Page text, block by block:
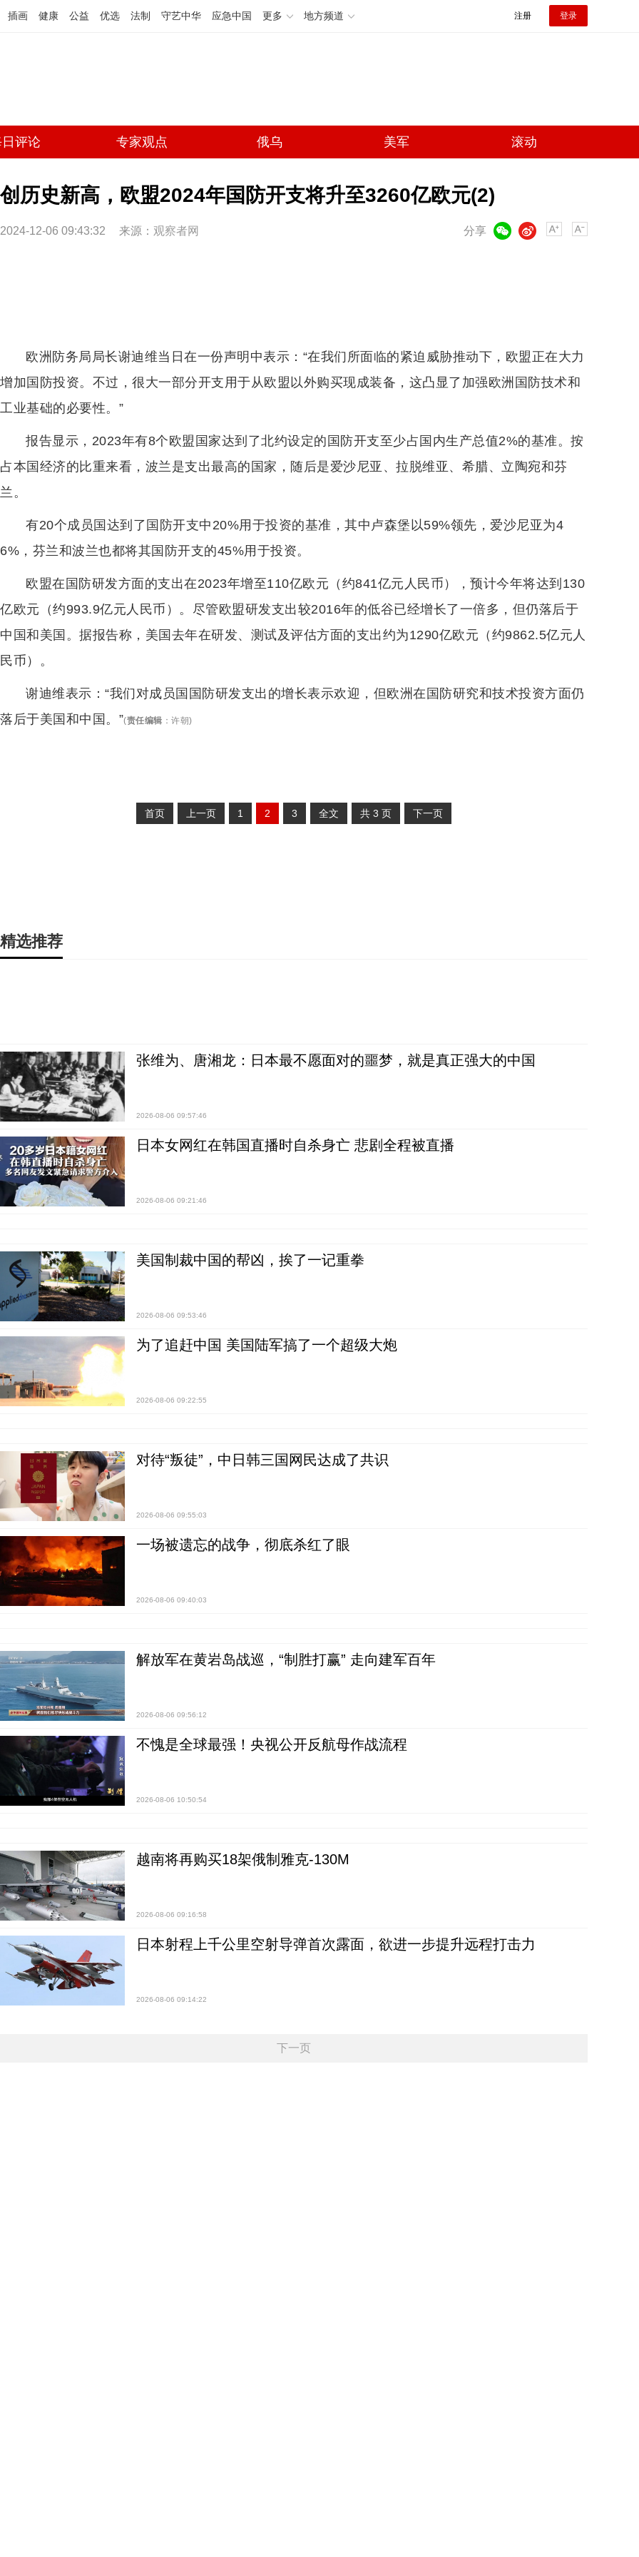
插画 健康 公益 优选 法制 守艺中华 应急中国 更多 地方频道 注册 登录
评论 专家观点 俄乌 美军 滚动
创历史新高，欧盟2024年国防开支将升至3260亿欧元(2)
2024-12-06 09:43:32 来源： 观察者网 分享
微博
欧洲防务局局长谢迪维当日在一份声明中表示：“在我们所面临的紧迫威胁推动下，欧盟正在大力
增加国防投资。不过，很大一部分开支用于从欧盟以外购买现成装备，这凸显了加强欧洲国防技术和
工业基础的必要性。”
报告显示，2023年有8个欧盟国家达到了北约设定的国防开支至少占国内生产总值2%的基准。按
占本国经济的比重来看，波兰是支出最高的国家，随后是爱沙尼亚、拉脱维亚、希腊、立陶宛和芬
兰。
有20个成员国达到了国防开支中20%用于投资的基准，其中卢森堡以59%领先，爱沙尼亚为4
6%，芬兰和波兰也都将其国防开支的45%用于投资。
欧盟在国防研发方面的支出在2023年增至110亿欧元（约841亿元人民币），预计今年将达到130
亿欧元（约993.9亿元人民币）。尽管欧盟研发支出较2016年的低谷已经增长了一倍多，但仍落后于
中国和美国。据报告称，美国去年在研发、测试及评估方面的支出约为1290亿欧元（约9862.5亿元人
民币）。
谢迪维表示：“我们对成员国国防研发支出的增长表示欢迎，但欧洲在国防研究和技术投资方面仍
落后于美国和中国。”(责任编辑 ： 许朝)
首页 上一页 1 2 3 全文 共 3 页 下一页
精选推荐
张维为、唐湘龙：日本最不愿面对的噩梦，就是真正强大的中国
2026-08-06 09:57:46
日本女网红在韩国直播时自杀身亡 悲剧全程被直播
2026-08-06 09:21:46
美国制裁中国的帮凶，挨了一记重拳
2026-08-06 09:53:46
为了追赶中国 美国陆军搞了一个超级大炮
2026-08-06 09:22:55
对待“叛徒”，中日韩三国网民达成了共识
2026-08-06 09:55:03
一场被遗忘的战争，彻底杀红了眼
2026-08-06 09:40:03
解放军在黄岩岛战巡，“制胜打赢” 走向建军百年
2026-08-06 09:56:12
不愧是全球最强！央视公开反航母作战流程
2026-08-06 10:50:54
越南将再购买18架俄制雅克-130M
2026-08-06 09:16:58
日本射程上千公里空射导弹首次露面，欲进一步提升远程打击力
2026-08-06 09:14:22
下一页